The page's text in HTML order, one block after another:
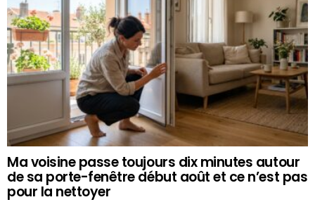
Ma voisine passe toujours dix minutes autour
de sa porte-fenêtre début août et ce n’est pas
pour la nettoyer